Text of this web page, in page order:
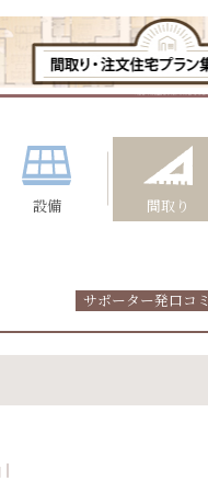
設備 間取り
サポーター発口コミ